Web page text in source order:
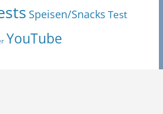
Speisen/Snacks Test
YouTube